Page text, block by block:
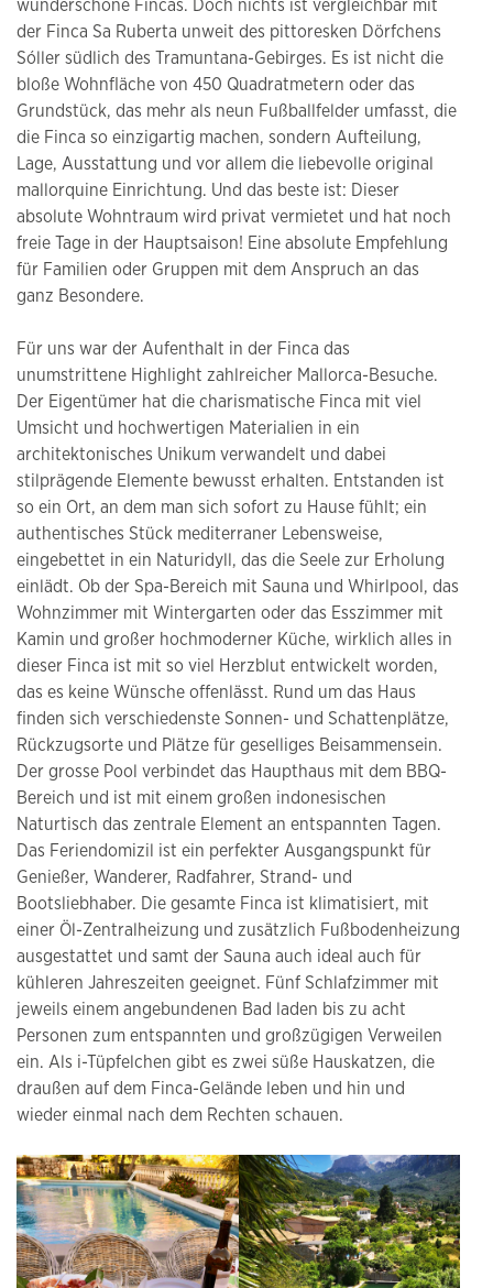
wunderschöne Fincas. Doch nichts ist vergleichbar mit
der Finca Sa Ruberta unweit des pittoresken Dörfchens
Sóller südlich des Tramuntana-Gebirges. Es ist nicht die
bloße Wohnfläche von 450 Quadratmetern oder das
Grundstück, das mehr als neun Fußballfelder umfasst, die
die Finca so einzigartig machen, sondern Aufteilung,
Lage, Ausstattung und vor allem die liebevolle original
mallorquine Einrichtung. Und das beste ist: Dieser
absolute Wohntraum wird privat vermietet und hat noch
freie Tage in der Hauptsaison! Eine absolute Empfehlung
für Familien oder Gruppen mit dem Anspruch an das
ganz Besondere.
Für uns war der Aufenthalt in der Finca das
unumstrittene Highlight zahlreicher Mallorca-Besuche.
Der Eigentümer hat die charismatische Finca mit viel
Umsicht und hochwertigen Materialien in ein
architektonisches Unikum verwandelt und dabei
stilprägende Elemente bewusst erhalten. Entstanden ist
so ein Ort, an dem man sich sofort zu Hause fühlt; ein
authentisches Stück mediterraner Lebensweise,
eingebettet in ein Naturidyll, das die Seele zur Erholung
einlädt. Ob der Spa-Bereich mit Sauna und Whirlpool, das
Wohnzimmer mit Wintergarten oder das Esszimmer mit
Kamin und großer hochmoderner Küche, wirklich alles in
dieser Finca ist mit so viel Herzblut entwickelt worden,
das es keine Wünsche offenlässt. Rund um das Haus
finden sich verschiedenste Sonnen- und Schattenplätze,
Rückzugsorte und Plätze für geselliges Beisammensein.
Der grosse Pool verbindet das Haupthaus mit dem BBQ-
Bereich und ist mit einem großen indonesischen
Naturtisch das zentrale Element an entspannten Tagen.
Das Feriendomizil ist ein perfekter Ausgangspunkt für
Genießer, Wanderer, Radfahrer, Strand- und
Bootsliebhaber. Die gesamte Finca ist klimatisiert, mit
einer Öl-Zentralheizung und zusätzlich Fußbodenheizung
ausgestattet und samt der Sauna auch ideal auch für
kühleren Jahreszeiten geeignet. Fünf Schlafzimmer mit
jeweils einem angebundenen Bad laden bis zu acht
Personen zum entspannten und großzügigen Verweilen
ein. Als i-Tüpfelchen gibt es zwei süße Hauskatzen, die
draußen auf dem Finca-Gelände leben und hin und
wieder einmal nach dem Rechten schauen.